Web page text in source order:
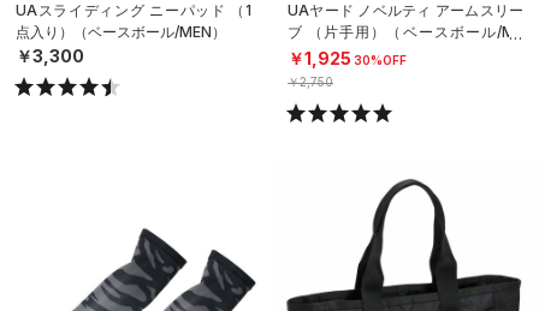
UAスライディング ニーパッド （1
点入り）（ベースボール/MEN）
￥3,300
UAヤード ノベルティ アームスリー
ブ （片手用）（ベースボール/ME
N）
￥1,925 30%OFF
￥2,750